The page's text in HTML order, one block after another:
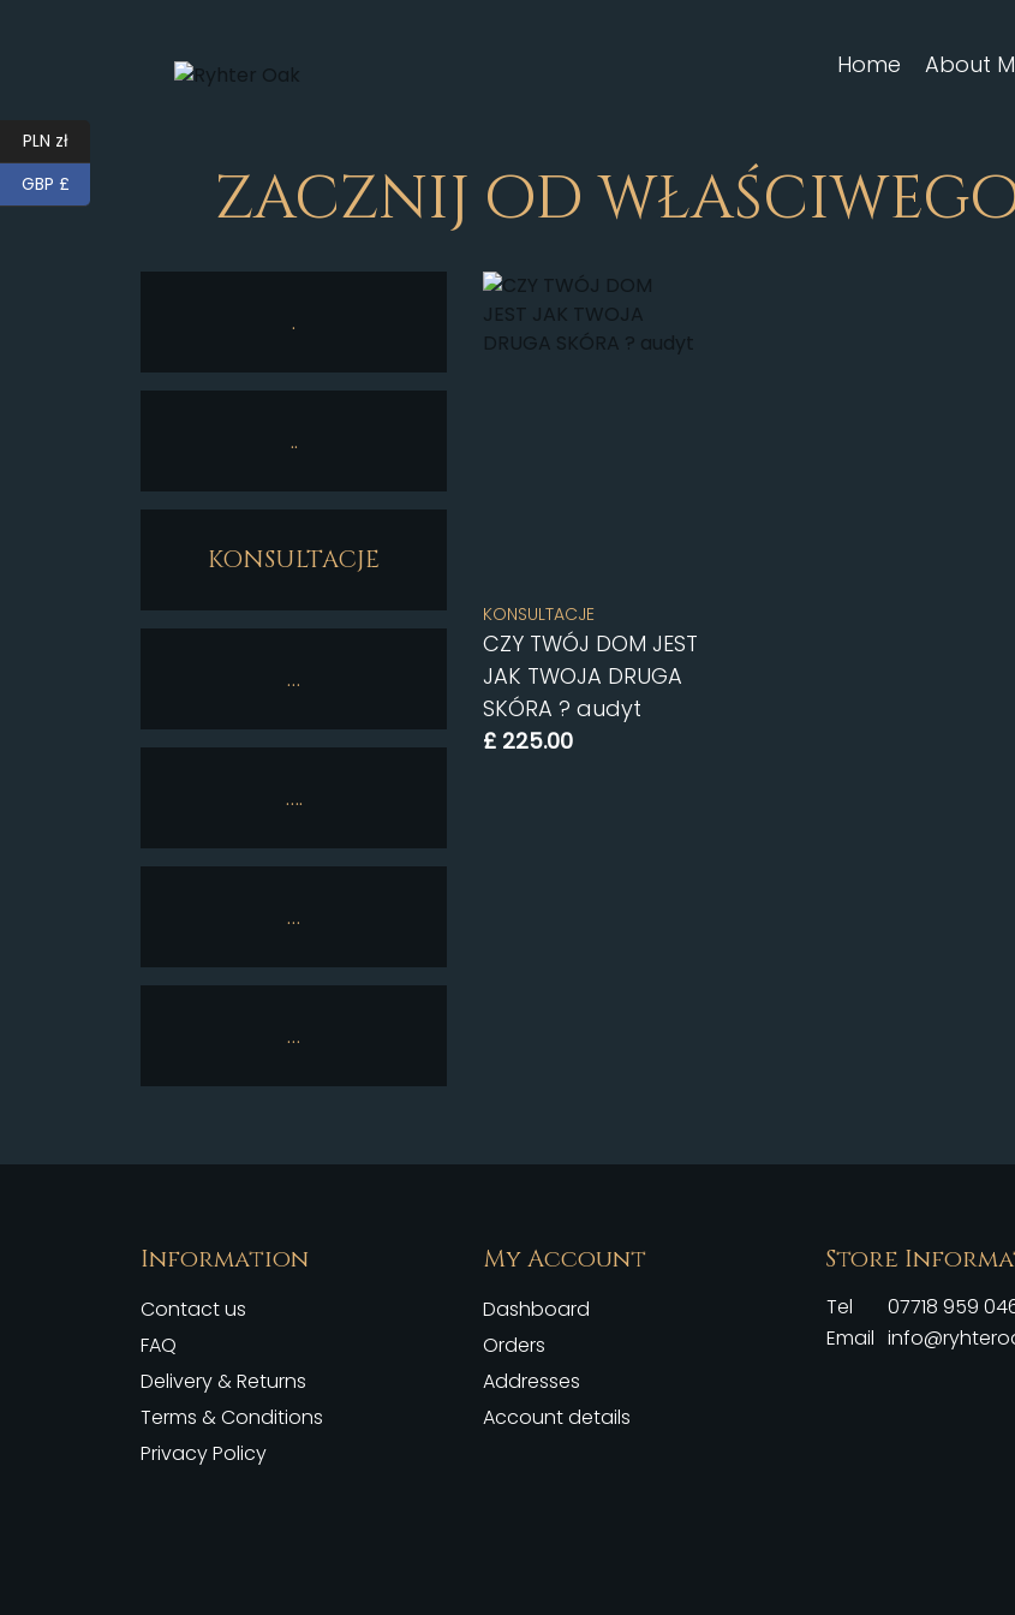
Home About
zacznij od
.
..
KONSULTACJE
…
….
…
…
KONSULTACJE
CZY TWÓJ DOM JEST
JAK TWOJA DRUGA
SKÓRA ? audyt
£ 225.00
Information
Contact us
FAQ
Delivery & Returns
Terms & Conditions
Privacy Policy
My Account
Dashboard
Orders
Addresses
Account details
Store
Tel
07718 959
Email
PLN zł
GBP £